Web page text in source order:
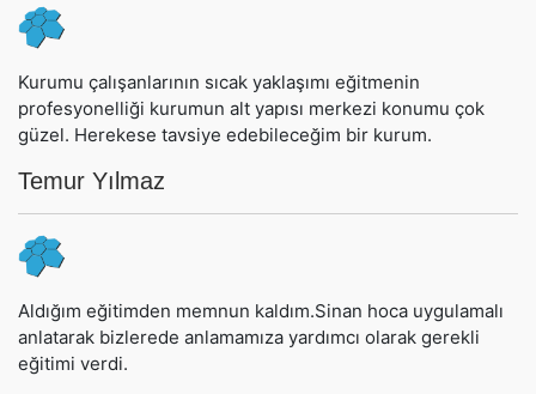
Kurumu çalışanlarının sıcak yaklaşımı eğitmenin
profesyonelliği kurumun alt yapısı merkezi konumu çok
güzel. Herekese tavsiye edebileceğim bir kurum.
Temur Yılmaz
Aldığım eğitimden memnun kaldım.Sinan hoca uygulamalı
anlatarak bizlerede anlamamıza yardımcı olarak gerekli
eğitimi verdi.